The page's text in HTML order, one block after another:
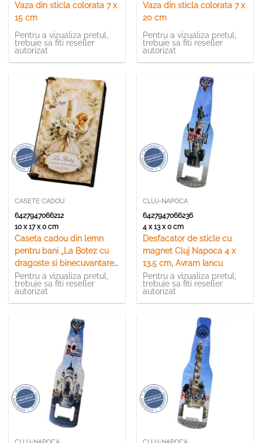
Vaza din sticla colorata 7 x
15 cm
Pentru a vizualiza pretul,
trebuie sa fiti reseller
autorizat
Vaza din sticla colorata 7 x
20 cm
Pentru a vizualiza pretul,
trebuie sa fiti reseller
autorizat
CASETE CADOU
6427947066212
10 x 17 x 0 cm
Caseta cadou din lemn
pentru bani „La Botez cu
dragoste si binecuvantare”
10 x 17.5 cm
Pentru a vizualiza pretul,
trebuie sa fiti reseller
autorizat
CLUJ-NAPOCA
6427947066236
4 x 13 x 0 cm
Desfacator de sticle cu
magnet Cluj Napoca 4 x
13.5 cm, Avram Iancu
Pentru a vizualiza pretul,
trebuie sa fiti reseller
autorizat